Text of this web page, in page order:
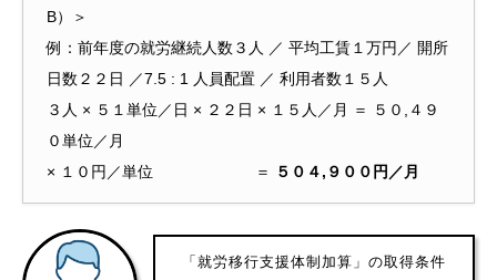
B）＞
例：前年度の就労継続人数３人 ／ 平均工賃１万円／ 開所
日数２２日 ／7.5 : 1 人員配置 ／ 利用者数１５人
３人 × ５１単位／日 × ２２日 × １５人／月 ＝ ５０,４９
０単位／月
× １０円／単位 ＝
５０４,９００円／月
「就労移行支援体制加算」の取得条件